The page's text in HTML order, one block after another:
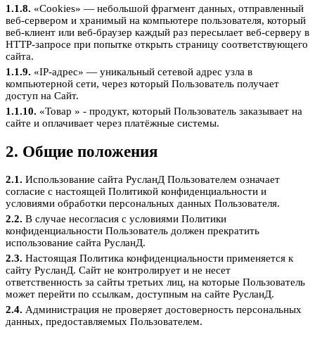
1.1.8. «Cookies» — небольшой фрагмент данных, отправленный
веб-сервером и хранимый на компьютере пользователя, который
веб-клиент или веб-браузер каждый раз пересылает веб-серверу в
HTTP-запросе при попытке открыть страницу соответствующего
сайта.
1.1.9. «IP-адрес» — уникальный сетевой адрес узла в
компьютерной сети, через который Пользователь получает
доступ на Сайт.
1.1.10. «Товар » - продукт, который Пользователь заказывает на
сайте и оплачивает через платёжные системы.
2. Общие положения
2.1. Использование сайта РусланД Пользователем означает
согласие с настоящей Политикой конфиденциальности и
условиями обработки персональных данных Пользователя.
2.2. В случае несогласия с условиями Политики
конфиденциальности Пользователь должен прекратить
использование сайта РусланД.
2.3. Настоящая Политика конфиденциальности применяется к
сайту РусланД. Сайт не контролирует и не несет
ответственность за сайты третьих лиц, на которые Пользователь
может перейти по ссылкам, доступным на сайте РусланД.
2.4. Администрация не проверяет достоверность персональных
данных, предоставляемых Пользователем.